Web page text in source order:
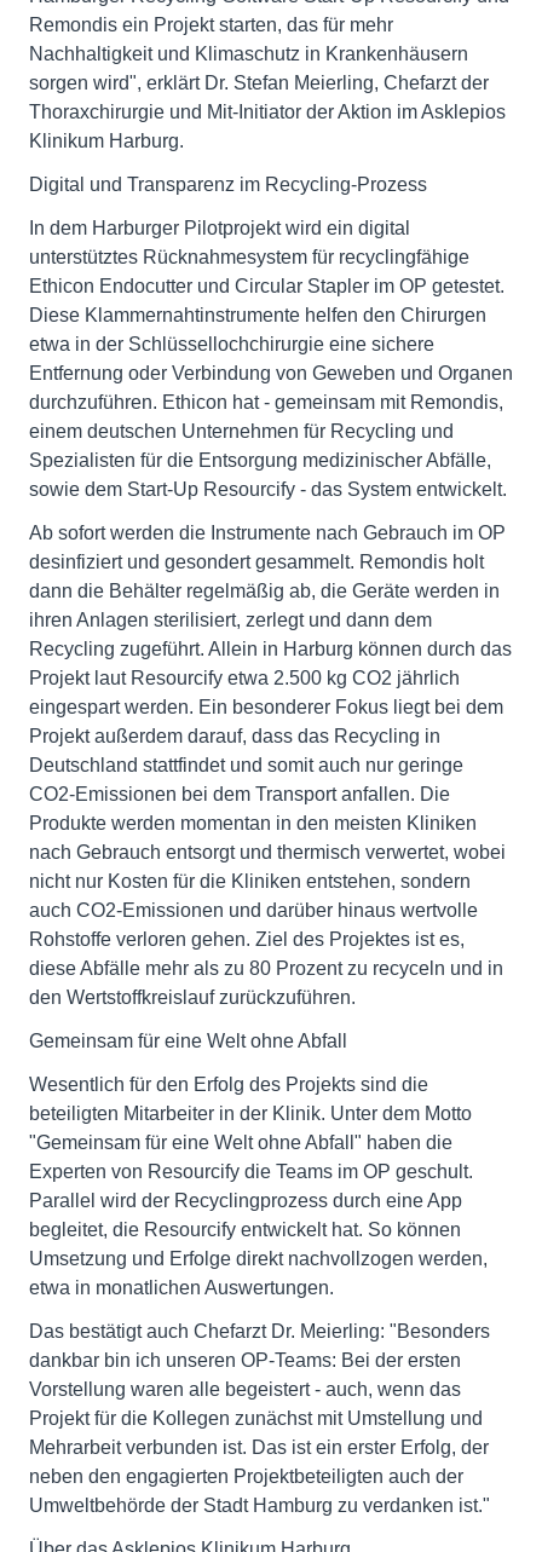
Remondis ein Projekt starten, das für mehr
Nachhaltigkeit und Klimaschutz in Krankenhäusern
sorgen wird", erklärt Dr. Stefan Meierling, Chefarzt der
Thoraxchirurgie und Mit-Initiator der Aktion im Asklepios
Klinikum Harburg.
Digital und Transparenz im Recycling-Prozess
In dem Harburger Pilotprojekt wird ein digital
unterstütztes Rücknahmesystem für recyclingfähige
Ethicon Endocutter und Circular Stapler im OP getestet.
Diese Klammernahtinstrumente helfen den Chirurgen
etwa in der Schlüssellochchirurgie eine sichere
Entfernung oder Verbindung von Geweben und Organen
durchzuführen. Ethicon hat - gemeinsam mit Remondis,
einem deutschen Unternehmen für Recycling und
Spezialisten für die Entsorgung medizinischer Abfälle,
sowie dem Start-Up Resourcify - das System entwickelt.
Ab sofort werden die Instrumente nach Gebrauch im OP
desinfiziert und gesondert gesammelt. Remondis holt
dann die Behälter regelmäßig ab, die Geräte werden in
ihren Anlagen sterilisiert, zerlegt und dann dem
Recycling zugeführt. Allein in Harburg können durch das
Projekt laut Resourcify etwa 2.500 kg CO2 jährlich
eingespart werden. Ein besonderer Fokus liegt bei dem
Projekt außerdem darauf, dass das Recycling in
Deutschland stattfindet und somit auch nur geringe
CO2-Emissionen bei dem Transport anfallen. Die
Produkte werden momentan in den meisten Kliniken
nach Gebrauch entsorgt und thermisch verwertet, wobei
nicht nur Kosten für die Kliniken entstehen, sondern
auch CO2-Emissionen und darüber hinaus wertvolle
Rohstoffe verloren gehen. Ziel des Projektes ist es,
diese Abfälle mehr als zu 80 Prozent zu recyceln und in
den Wertstoffkreislauf zurückzuführen.
Gemeinsam für eine Welt ohne Abfall
Wesentlich für den Erfolg des Projekts sind die
beteiligten Mitarbeiter in der Klinik. Unter dem Motto
"Gemeinsam für eine Welt ohne Abfall" haben die
Experten von Resourcify die Teams im OP geschult.
Parallel wird der Recyclingprozess durch eine App
begleitet, die Resourcify entwickelt hat. So können
Umsetzung und Erfolge direkt nachvollzogen werden,
etwa in monatlichen Auswertungen.
Das bestätigt auch Chefarzt Dr. Meierling: "Besonders
dankbar bin ich unseren OP-Teams: Bei der ersten
Vorstellung waren alle begeistert - auch, wenn das
Projekt für die Kollegen zunächst mit Umstellung und
Mehrarbeit verbunden ist. Das ist ein erster Erfolg, der
neben den engagierten Projektbeteiligten auch der
Umweltbehörde der Stadt Hamburg zu verdanken ist."